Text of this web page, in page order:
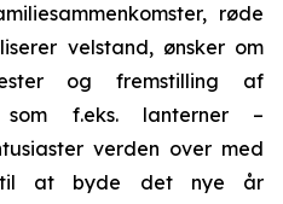
røde
velstand, ønsker om
og fremstilling af
f.eks. lanterner –
verden over med
til at byde det nye år